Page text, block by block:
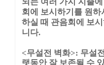
회에 보시하기를 원
하실 때 관음회에 보
니다.
<무설전 벽화>: 무설
랫동안 잘 보존될 수